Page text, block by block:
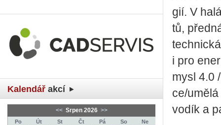
Kalendář akcí
<< Srpen 2026 >>
Po Út St Čt Pá So
Ne
gií. V
tů,
i pro
my­sl 4.0
ce/
vodík a